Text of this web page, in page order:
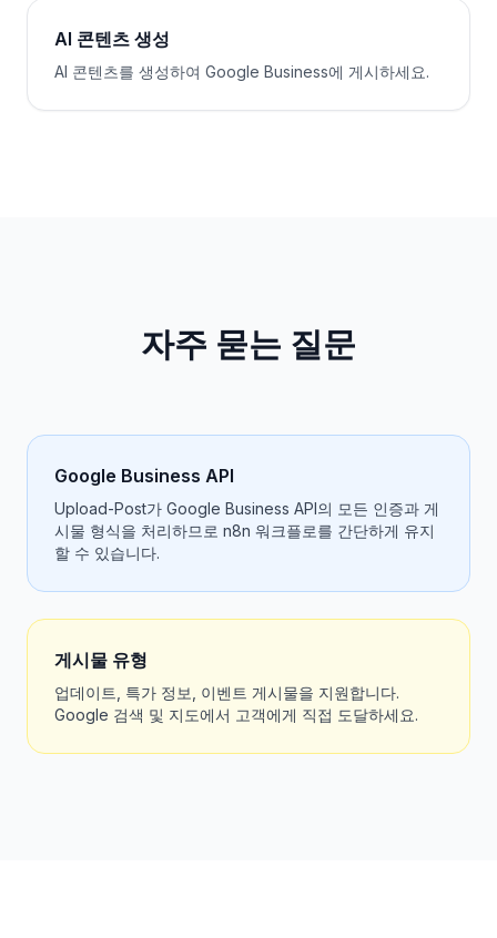
AI 콘텐츠 생성
AI 콘텐츠를 생성하여 Google Business에 게시하세요.
자주 묻는 질문
Google Business API
Upload-Post가 Google Business API의 모든 인증과 게
시물 형식을 처리하므로 n8n 워크플로를 간단하게 유지
할 수 있습니다.
게시물 유형
업데이트, 특가 정보, 이벤트 게시물을 지원합니다.
Google 검색 및 지도에서 고객에게 직접 도달하세요.